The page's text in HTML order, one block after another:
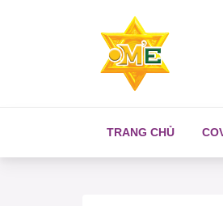
TRANG CHỦ